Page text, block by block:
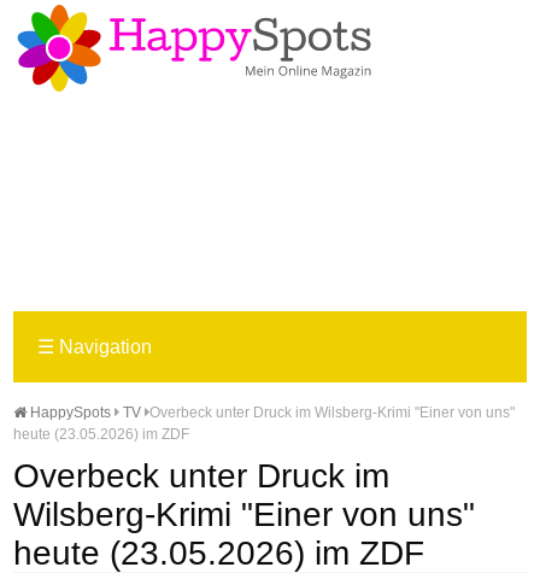
☰ Navigation
HappySpots TV Overbeck unter Druck im Wilsberg-Krimi "Einer von uns"
heute (23.05.2026) im ZDF
Overbeck unter Druck im
Wilsberg-Krimi "Einer von uns"
heute (23.05.2026) im ZDF